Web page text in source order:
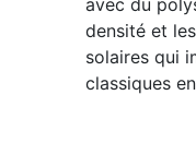
avec du
densité et
solaires qui
classiques